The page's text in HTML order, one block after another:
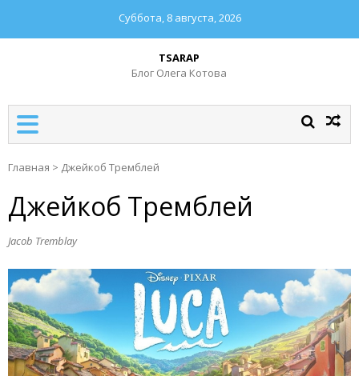
Суббота, 8 августа, 2026
TSARAP
Блог Олега Котова
Главная > Джейкоб Тремблей
Джейкоб Тремблей
Jacob Tremblay